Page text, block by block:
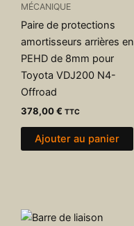
MÉCANIQUE
Paire de protections
amortisseurs arrières en
PEHD de 8mm pour
Toyota VDJ200 N4-
Offroad
378,00€ TTC
Ajouter au panier